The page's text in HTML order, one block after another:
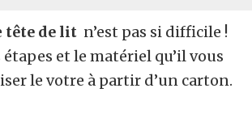
tête de lit n’est pas si difficile !
et le matériel qu’il vous
le votre à partir d’un carton.